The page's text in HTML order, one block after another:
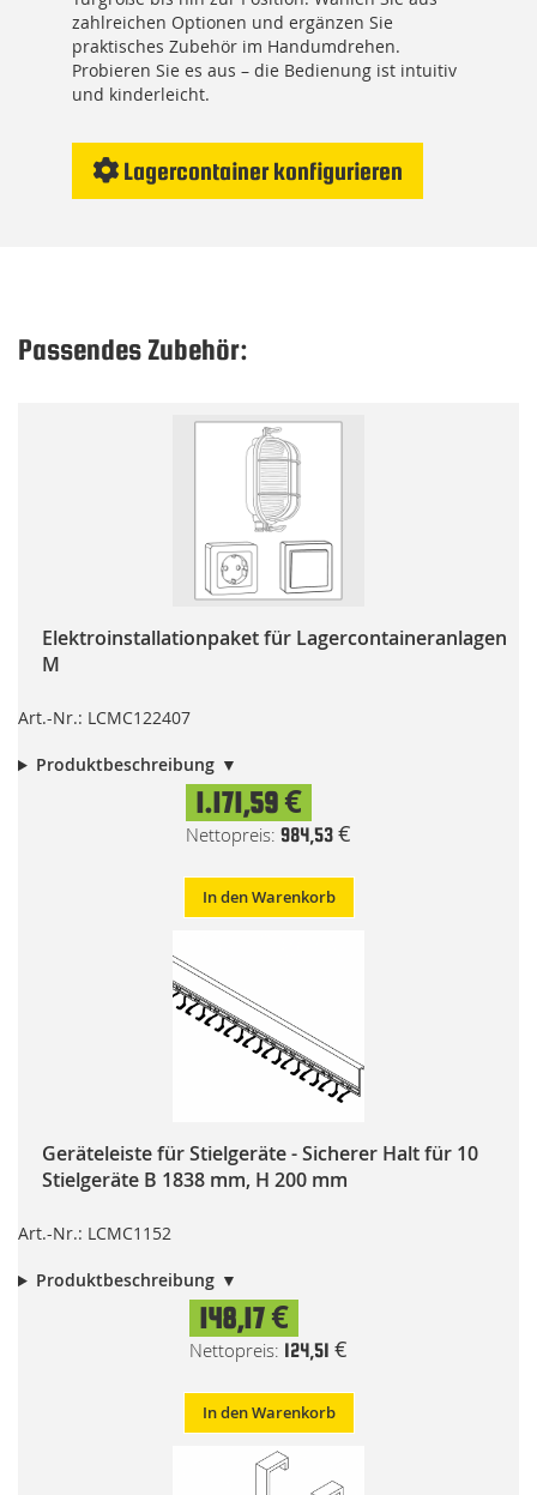
zahlreichen Optionen und ergänzen Sie
praktisches Zubehör im Handumdrehen.
Probieren Sie es aus – die Bedienung ist intuitiv
und kinderleicht.
Lagercontainer konfigurieren
Passendes Zubehör:
Elektroinstallationpaket für Lagercontaineranlagen
M
Art.-Nr.: LCMC122407
Produktbeschreibung
1.171,59 €
984,53 €
In den Warenkorb
Geräteleiste für Stielgeräte - Sicherer Halt für 10
Stielgeräte B 1838 mm, H 200 mm
Art.-Nr.: LCMC1152
Produktbeschreibung
148,17 €
124,51 €
In den Warenkorb